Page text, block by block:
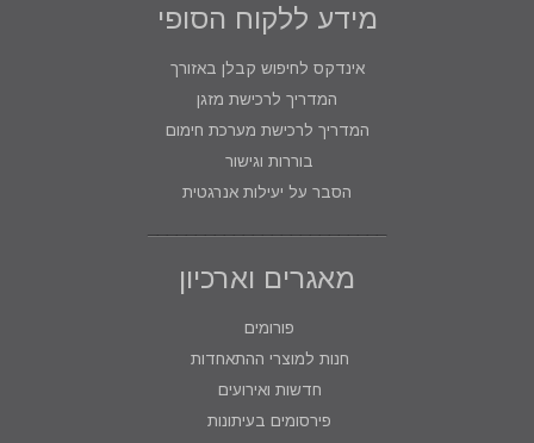
מידע ללקוח הסופי
אינדקס לחיפוש קבלן באזורך
המדריך לרכישת מזגן
המדריך לרכישת מערכת חימום
בוררות וגישור
הסבר על יעילות אנרגטית
מאגרים וארכיון
פורומים
חנות למוצרי ההתאחדות
חדשות ואירועים
פירסומים בעיתונות